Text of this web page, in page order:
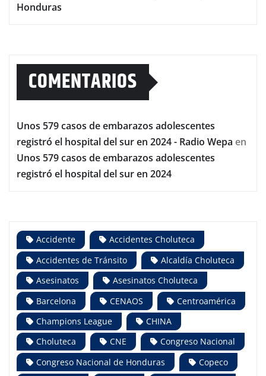
Honduras
COMENTARIOS
Unos 579 casos de embarazos adolescentes
registró el hospital del sur en 2024 - Radio Wepa en
Unos 579 casos de embarazos adolescentes
registró el hospital del sur en 2024
Accidente
Accidentes Choluteca
Accidentes de Tránsito
Alcaldía Choluteca
Asesinatos
Asesinatos Choluteca
Barcelona
CENAOS
Centroamérica
Champions League
CHINA
Choluteca
CNE
Congreso Nacional
Congreso Nacional de Honduras
Copeco